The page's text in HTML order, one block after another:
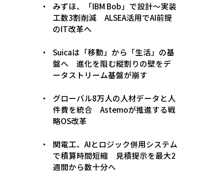
みずほ、「IBM Bob」で設計〜実装
工数3割削減 ALSEA活用でAI前提
のIT改革へ
Suicaは「移動」から「生活」の基
盤へ 進化を阻む縦割りの壁をデ
ータストリーム基盤が崩す
グローバル8万人の人材データと人
件費を統合 Astemoが推進する戦
略OS改革
関電工、AIとロジック併用システム
で積算時間短縮 見積提示を最大2
週間から数十分へ